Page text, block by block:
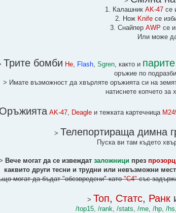
1. Калашник AK-47се
2. Нож Knife се
3. Снайпер AWP се
Или може
Трите бомби He, Flash, Sgren, както и парите
оръжие по
> Имате възможност да хвърляте оръжията си на
натиснете копчето за
AK-47, Deagleи тежката картечница
> Телепортираща димна
Пуска ви там където
Вече могат да се извеждат заложници през
каквито други тесни и трудни или невъзможни
могат да бъдат "обезвредени" като"C4"със
> Топ, Статс, Ранк
/top15, /rank, /stats, /me, /hp, /